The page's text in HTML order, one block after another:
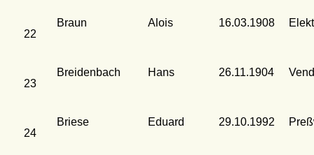
22
Braun Alois 16.03.1908
23
Breidenbach Hans 26.11.1904
24
Briese Eduard 29.10.1992